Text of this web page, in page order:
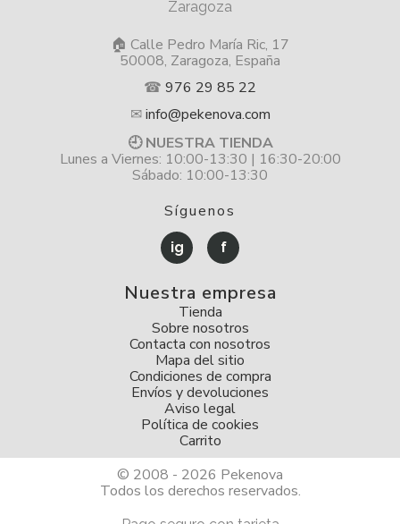
🏠 Calle Pedro María Ric, 17
50008, Zaragoza, España
☎ 976 29 85 22
✉info@pekenova.com
🕘 NUESTRA TIENDA
Lunes a Viernes: 10:00-13:30 | 16:30-20:00
Sábado: 10:00-13:30
Síguenos
ig f
Nuestra empresa
Tienda
Sobre nosotros
Contacta con nosotros
Mapa del sitio
Condiciones de compra
Envíos y devoluciones
Aviso legal
Política de cookies
Carrito
© 2008 - 2026 Pekenova
Todos los derechos reservados.